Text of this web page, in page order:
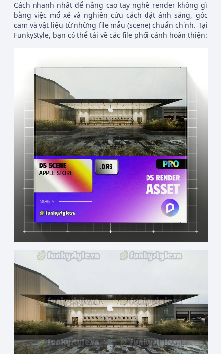
Cách nhanh nhất để nâng cao tay nghề render không gì
bằng việc mổ xẻ và nghiên cứu cách đặt ánh sáng, góc
cam và vật liệu từ những file mẫu (scene) chuẩn chỉnh. Tại
FunkyStyle, bạn có thể tải về các file phối cảnh hoàn thiện: